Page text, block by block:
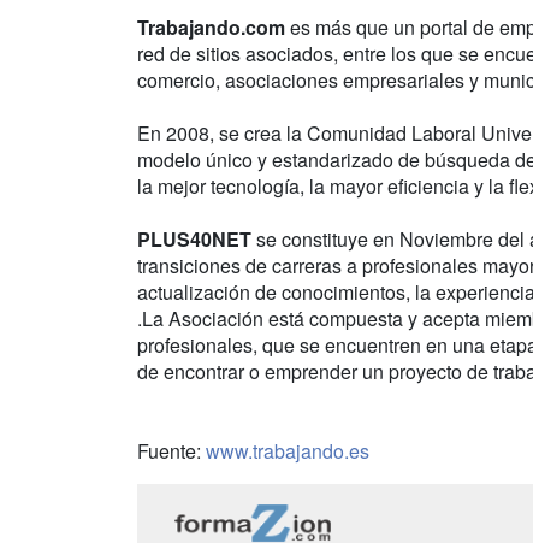
Trabajando.comes más que un portal de
red de sitios asociados, entre los que se
comercio, asociaciones empresariales y
En 2008, se crea la Comunidad Laboral
modelo único y estandarizado de búsqueda
la mejor tecnología, la mayor eficiencia y la
PLUS40NETse constituye en Noviembre
transiciones de carreras a profesionales
actualización de conocimientos, la
.La Asociación está compuesta y acepta
profesionales, que se encuentren en una
de encontrar o emprender un proyecto de
Fuente: www.trabajando.es